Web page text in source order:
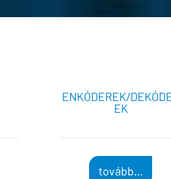
ENKÓDEREK/
EK
tovább...